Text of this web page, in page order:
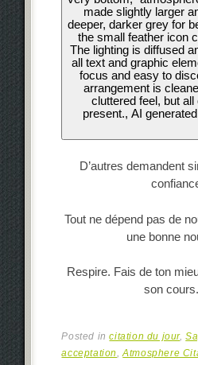
D’autres demandent
Tout ne dépend pas de
une bonne
Respire. Fais de ton
son cours.
Posted incitation du jour,
acceptation,Atmosphere